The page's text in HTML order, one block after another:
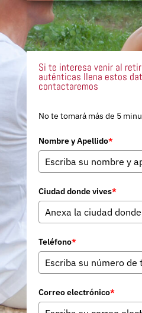
Si te interesa venir al
auténticas llena estos
contactaremos
No te tomará más de 5
Nombre y Apellido*
Ciudad donde vives*
Teléfono*
Correo electrónico*